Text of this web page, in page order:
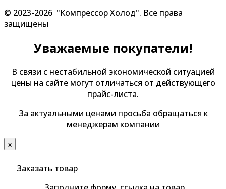
© 2023-2026 "Компрессор Холод". Все права
защищены
Уважаемые покупатели!
В связи с нестабильной экономической ситуацией
цены на сайте могут отличаться от действующего
прайс-листа.
За актуальными ценами просьба обращаться к
менеджерам компании
х
Заказать товар